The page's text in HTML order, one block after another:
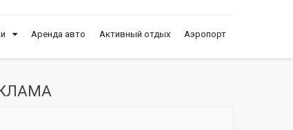
Аренда авто Активный отдых Аэропорт